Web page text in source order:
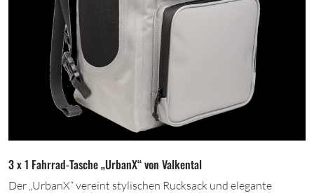
3 x 1 Fahrrad-Tasche „UrbanX“ von Valkental
Der „UrbanX“ vereint stylischen Rucksack und elegante